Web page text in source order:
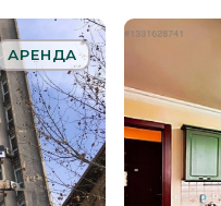
АРЕНДА